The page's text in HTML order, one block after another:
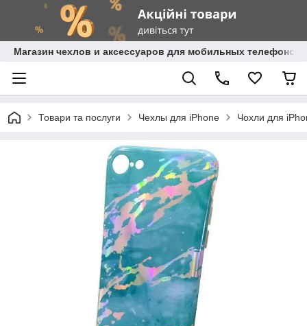
Магазин чехлов и аксессуаров для мобильных телефонов
Товари та послуги Чехлы для iPhone Чохли для